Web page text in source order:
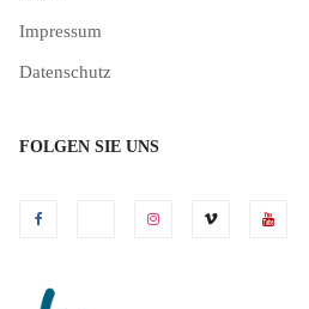
Impressum
Datenschutz
FOLGEN SIE UNS